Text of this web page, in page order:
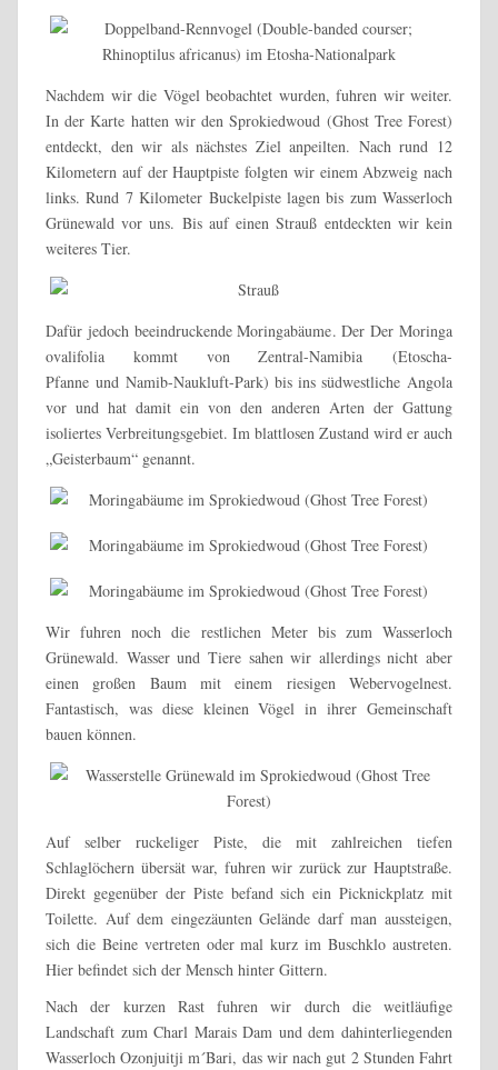
Nachdem wir die Vögel beobachtet wurden, fuhren wir weiter.
In der Karte hatten wir den Sprokiedwoud (Ghost Tree Forest)
entdeckt, den wir als nächstes Ziel anpeilten. Nach rund 12
Kilometern auf der Hauptpiste folgten wir einem Abzweig nach
links. Rund 7 Kilometer Buckelpiste lagen bis zum Wasserloch
Grünewald vor uns. Bis auf einen Strauß entdeckten wir kein
weiteres Tier.
Dafür jedoch beeindruckende Moringabäume. Der Der Moringa
ovalifolia kommt von Zentral-Namibia (Etoscha-
Pfanne und Namib-Naukluft-Park) bis ins südwestliche Angola
vor und hat damit ein von den anderen Arten der Gattung
isoliertes Verbreitungsgebiet. Im blattlosen Zustand wird er auch
„Geisterbaum“ genannt.
Wir fuhren noch die restlichen Meter bis zum Wasserloch
Grünewald. Wasser und Tiere sahen wir allerdings nicht aber
einen großen Baum mit einem riesigen Webervogelnest.
Fantastisch, was diese kleinen Vögel in ihrer Gemeinschaft
bauen können.
Auf selber ruckeliger Piste, die mit zahlreichen tiefen
Schlaglöchern übersät war, fuhren wir zurück zur Hauptstraße.
Direkt gegenüber der Piste befand sich ein Picknickplatz mit
Toilette. Auf dem eingezäunten Gelände darf man aussteigen,
sich die Beine vertreten oder mal kurz im Buschklo austreten.
Hier befindet sich der Mensch hinter Gittern.
Nach der kurzen Rast fuhren wir durch die weitläufige
Landschaft zum Charl Marais Dam und dem dahinterliegenden
Wasserloch Ozonjuitji m´Bari, das wir nach gut 2 Stunden Fahrt